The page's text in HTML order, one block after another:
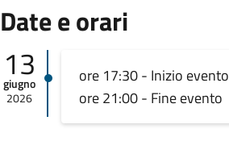
Date e orari
13
giugno
2026
ore 17:30 - Inizio evento
ore 21:00 - Fine evento